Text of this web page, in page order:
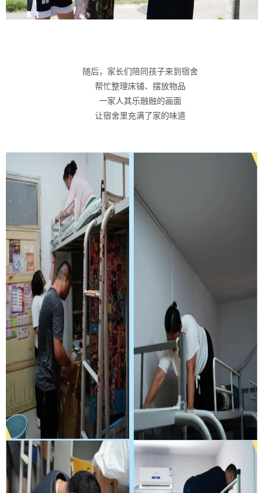
随后，家长们陪同孩子来到宿舍
帮忙整理床铺、摆放物品
一家人其乐融融的画面
让宿舍里充满了家的味道